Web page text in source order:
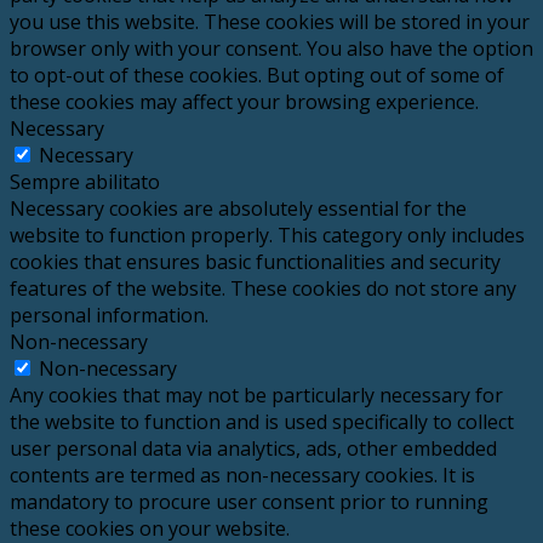
you use this website. These cookies will be stored in your
browser only with your consent. You also have the option
to opt-out of these cookies. But opting out of some of
these cookies may affect your browsing experience.
Necessary
Necessary
Sempre abilitato
Necessary cookies are absolutely essential for the
website to function properly. This category only includes
cookies that ensures basic functionalities and security
features of the website. These cookies do not store any
personal information.
Non-necessary
Non-necessary
Any cookies that may not be particularly necessary for
the website to function and is used specifically to collect
user personal data via analytics, ads, other embedded
contents are termed as non-necessary cookies. It is
mandatory to procure user consent prior to running
these cookies on your website.